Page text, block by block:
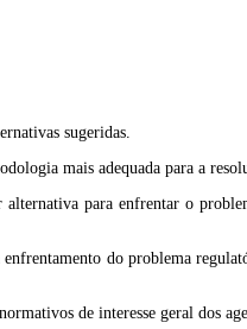
sugeridas.
mais adequada para a
para enfrentar o
do problema
de interesse geral dos